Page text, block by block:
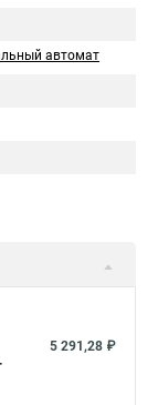
автомат
5 291,28 ₽